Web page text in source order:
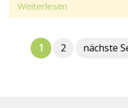
Weiterlesen
1 2 nächste